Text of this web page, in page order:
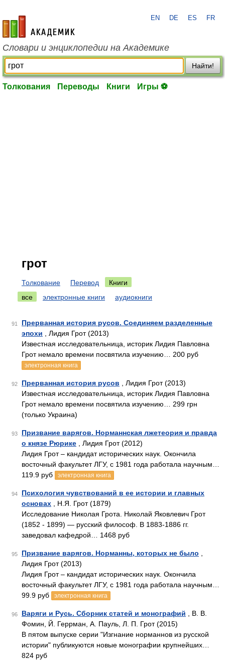
academic.ru
EN DE ES FR
Словари и энциклопедии на Академике
Найти!
Толкования Переводы Книги Игры ⚽
грот
Толкование Перевод
Книги
все
электронные книги аудиокниги
91
Прерванная история русов. Соединяем разделенные
эпохи , Лидия Грот (2013)
Известная исследовательница, историк Лидия Павловна
Грот немало времени посвятила изучению… 200 руб
электронная книга
92 Прерванная история русов , Лидия Грот (2013)
Известная исследовательница, историк Лидия Павловна
Грот немало времени посвятила изучению… 299 грн
(только Украина)
93
Призвание варягов. Норманнская лжетеория и правда
о князе Рюрике , Лидия Грот (2012)
Лидия Грот – кандидат исторических наук. Окончила
восточный факультет ЛГУ, с 1981 года работала научным…
119.9 руб
электронная книга
94
Психология чувствований в ее истории и главных
основах , Н.Я. Грот (1879)
Исследование Николая Грота. Николай Яковлевич Грот
(1852 - 1899) — русский философ. В 1883-1886 гг.
заведовал кафедрой… 1468 руб
95 Призвание варягов. Норманны, которых не было
Лидия Грот (2013)
Лидия Грот – кандидат исторических наук. Окончила
восточный факультет ЛГУ, с 1981 года работала научным…
99.9 руб
электронная книга
96 Варяги и Русь. Сборник статей и монографий , В. В.
Фомин, Й. Геррман, А. Пауль, Л. П. Грот (2015)
В пятом выпуске серии "Изгнание норманнов из русской
истории" публикуются новые монографии крупнейших…
824 руб